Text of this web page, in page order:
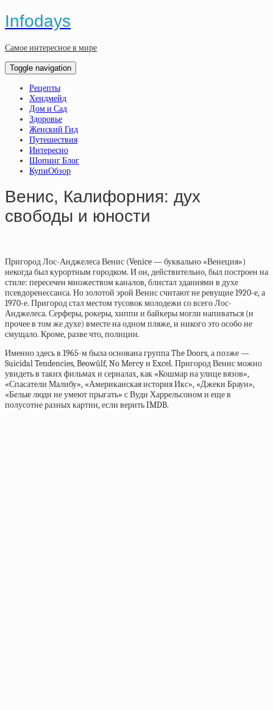
Infodays
Самое интересное в мире
Toggle navigation
Рецепты
Хендмейд
Дом и Сад
Здоровье
Женский Гид
Путешествия
Интересно
Шопинг Блог
КупиОбзор
Венис, Калифорния: дух
свободы и юности
Пригород Лос-Анджелеса Венис (Venice — буквально «Венеция»)
некогда был курортным городком. И он, действительно, был построен на
стиле: пересечен множеством каналов, блистал зданиями в духе
псевдоренессанса. Но золотой эрой Венис считают не ревущие 1920-е, а
1970-е. Пригород стал местом тусовок молодежи со всего Лос-
Анджелеса. Серферы, рокеры, хиппи и байкеры могли напиваться (и
прочее в том же духе) вместе на одном пляже, и никого это особо не
смущало. Кроме, разве что, полиции.
Именно здесь в 1965-м была основана группа The Doors, а позже —
Suicidal Tendencies, Beowülf, No Mercy и Excel. Пригород Венис можно
увидеть в таких фильмах и сериалах, как «Кошмар на улице вязов»,
«Спасатели Малибу», «Американская история Икс», «Джеки Браун»,
«Белые люди не умеют прыгать» с Вуди Харрельсоном и еще в
полусотне разных картин,если верить IMDB.